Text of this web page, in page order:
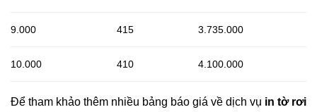
9.000 415 3.735.000
10.000 410 4.100.000
Để tham khảo thêm nhiều bảng báo giá về dịch vụ in tờ rơi